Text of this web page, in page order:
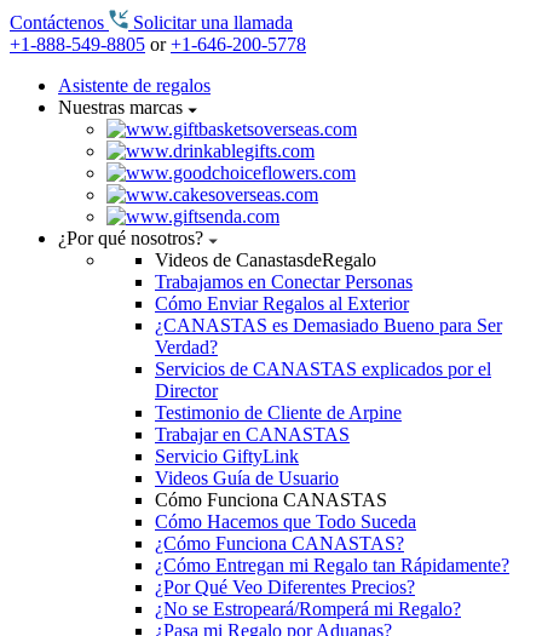
Contáctenos
Solicitar una llamada
+1-888-549-8805 or+1-646-200-5778
Asistente de regalos
Nuestras marcas
¿Por qué nosotros?
Videos de CanastasdeRegalo
Trabajamos en Conectar Personas
Cómo Enviar Regalos al Exterior
¿CANASTAS es Demasiado Bueno para Ser
Verdad?
Servicios de CANASTAS explicados por el
Director
Testimonio de Cliente de Arpine
Trabajar en CANASTAS
Servicio GiftyLink
Videos Guía de Usuario
Cómo Funciona CANASTAS
Cómo Hacemos que Todo Suceda
¿Cómo Funciona CANASTAS?
¿Cómo Entregan mi Regalo tan Rápidamente?
¿Por Qué Veo Diferentes Precios?
¿No se Estropeará/Romperá mi Regalo?
¿Pasa mi Regalo por Aduanas?